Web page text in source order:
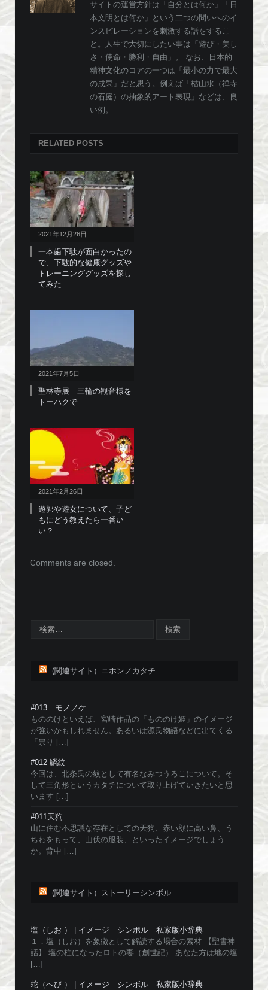
サイトの運営方針は「自分とは何か」「日
本文明とは何か」という二つの問いへのイ
ンスピレーションを刺激する話をするこ
と。人生で大切にしたい事は「遊び・美し
さ・使命・勝利・自由」。 なお、日本的
精神文化のコアの一つは「最小の力で最大
の成果」だと思う。例えば「枯山水（禅寺
の石庭）の抽象的アート表現」などは、良
い例。
RELATED POSTS
2021年12月26日
一本歯下駄が面白かったの
で、下駄的な健康グッズや
トレーニンググッズを探し
てみた
2021年7月5日
聖林寺展 三輪の観音様を
トーハクで
2021年2月26日
遊郭や遊女について、子ど
もにどう教えたら一番い
い？
Comments are closed.
(関連サイト）ニホンノカタチ
#013 モノノケ
もののけといえば、宮崎作品の「もののけ姫」のイメージ
が強いかもしれません。あるいは源氏物語などに出てくる
「祟り […]
#012 鱗紋
今回は、北条氏の紋として有名なみつうろこについて。そ
して三角形というカタチについて取り上げていきたいと思
います […]
#011天狗
山に住む不思議な存在としての天狗、赤い顔に高い鼻、う
ちわをもって、山伏の服装、といったイメージでしょう
か。背中 […]
(関連サイト）ストーリーシンボル
塩（しお ） | イメージ シンボル 私家版小辞典
１．塩（しお）を象徴として解読する場合の素材 【聖書神
話】 塩の柱になったロトの妻（創世記） あなた方は地の塩
[…]
蛇（へび ） | イメージ シンボル 私家版小辞典